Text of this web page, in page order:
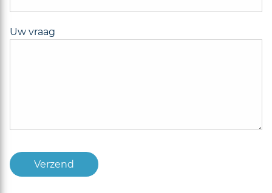
Uw vraag
Verzend